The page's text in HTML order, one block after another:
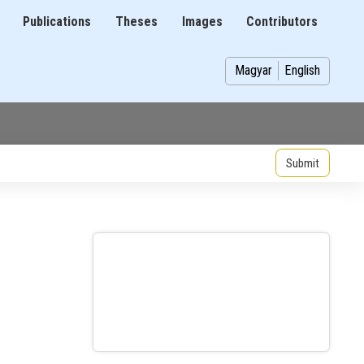
Publications Theses Images Contributors
Magyar English